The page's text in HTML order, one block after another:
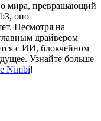
мира, превращающий
оно
Несмотря на
драйвером
с ИИ, блокчейном
Узнайте больше
Nimbi!